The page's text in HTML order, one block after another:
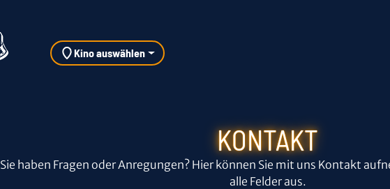
Kino auswählen
KONTAKT
Sie haben Fragen oder Anregungen? Hier können Sie mit uns Kontakt
alle Felder aus.